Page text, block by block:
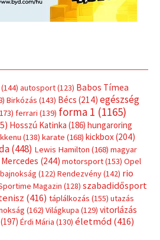
(144) autosport(123) Babos Tímea
Birkózás (143) Bécs (214) egészség
ferrari (139) forma 1 (1165)
Hosszú Katinka (186) hungaroring
(138) karate (168) kickbox(204)
(448) Lewis Hamilton (168) magyar
Mercedes (244) motorsport(153) Opel
(122) Rendezvény(142) rio
Magazin (128) szabadidősport
(416) táplálkozás (155) utazás
(162) Világkupa (129) vitorlázás
(197) Érdi Mária (130) életmód(416)